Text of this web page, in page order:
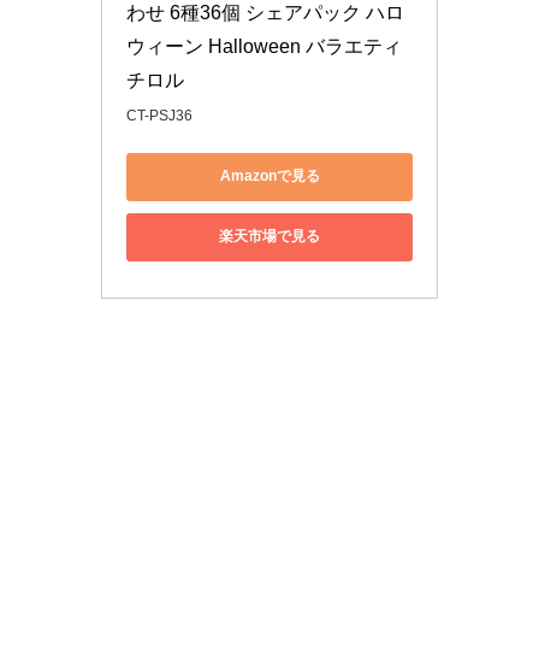
わせ 6種36個 シェアパック ハロ
ウィーン Halloween バラエティ
チロル
CT-PSJ36
Amazonで見る
楽天市場で見る